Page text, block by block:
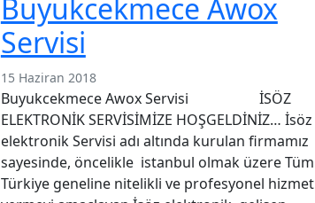
Buyukcekmece Awox
Servisi
15 Haziran 2018
Buyukcekmece Awox Servisi İSÖZ
ELEKTRONİK SERVİSİMİZE HOŞGELDİNİZ… İsöz
elektronik Servisi adı altında kurulan firmamız
sayesinde, öncelikle istanbul olmak üzere Tüm
Türkiye geneline nitelikli ve profesyonel hizmet